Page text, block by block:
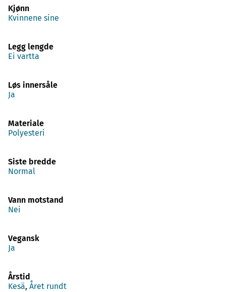
Kjønn
Kvinnene sine
Legg lengde
Ei vartta
Løs innersåle
Ja
Materiale
Polyesteri
Siste bredde
Normal
Vann motstand
Nei
Vegansk
Ja
Årstid
Kesä, Året rundt